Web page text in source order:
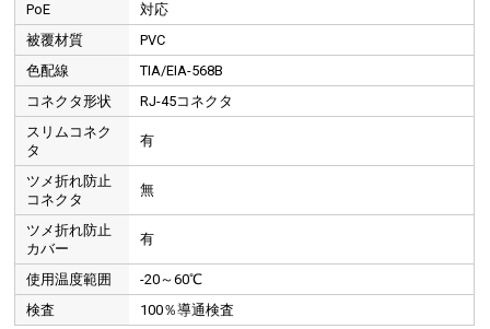
PoE
対応
被覆材質
PVC
色配線
TIA/EIA-568B
コネクタ形状
RJ-45コネクタ
スリムコネク
タ
有
ツメ折れ防止
コネクタ
無
ツメ折れ防止
カバー
有
使用温度範囲
-20～60℃
検査
100％導通検査